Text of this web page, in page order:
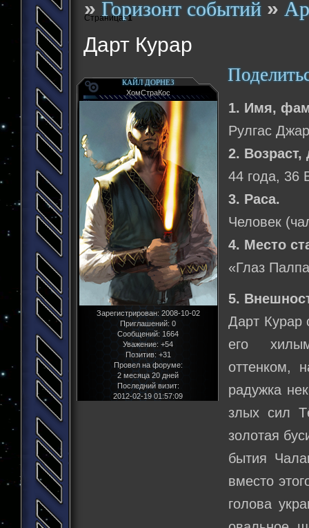
»Горизонт событий »
Дарт Курар
Страница:1
КАЙЛ ДОРНЕЗ
ХомСтраКос
Зарегистрирован: 2008-10-02
Приглашений: 0
Сообщений: 1664
Уважение: +54
Позитив: +31
Провел на форуме:
2 месяца 20 дней
Последний визит:
2012-02-19 01:57:09
1. Имя,
Рулгас
2. Возраст,
44 года, 36
3. Раса.
Человек
4. Место
«Глаз
5.
Дарт Курар
его
оттенком,
радужка
злых сил
золотая
бытия
вместо
голова